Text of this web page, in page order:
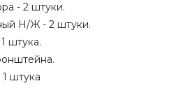
- 2 штуки.
Н/Ж - 2 штуки.
штука.
штука